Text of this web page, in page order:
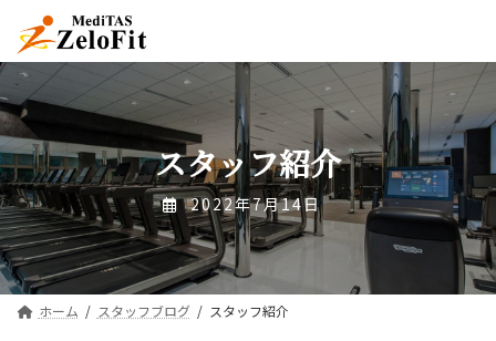
ン
ツ
へ
ス
キ
ッ
プ
ー
シ
ョ
ン
に
移
動
スタッフ紹介
2022年7月14日
ホーム スタッフブログ スタッフ紹介